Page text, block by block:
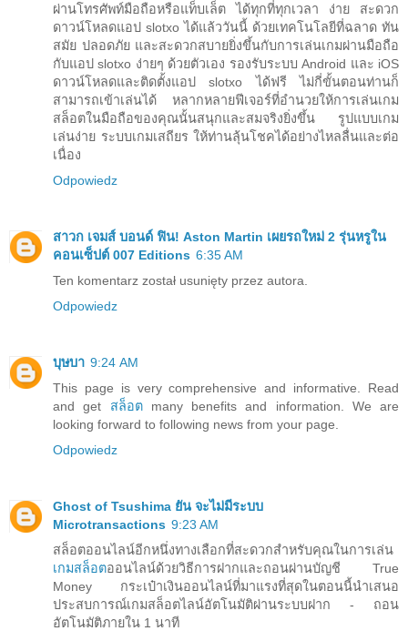
ผ่านโทรศัพท์มือถือหรือแท็บเล็ต ได้ทุกที่ทุกเวลา ง่าย สะดวก
ดาวน์โหลดแอป slotxo ได้แล้ววันนี้ ด้วยเทคโนโลยีที่ฉลาด ทัน
สมัย ปลอดภัย และสะดวกสบายยิ่งขึ้นกับการเล่นเกมผ่านมือถือ
กับแอป slotxo ง่ายๆ ด้วยตัวเอง รองรับระบบ Android และ iOS
ดาวน์โหลดและติดตั้งแอป slotxo ได้ฟรี ไม่กี่ขั้นตอนท่านก็
สามารถเข้าเล่นได้ หลากหลายฟีเจอร์ที่อำนวยให้การเล่นเกม
สล็อตในมือถือของคุณนั้นสนุกและสมจริงยิ่งขึ้น รูปแบบเกม
เล่นง่าย ระบบเกมเสถียร ให้ท่านลุ้นโชคได้อย่างไหลลื่นและต่อ
เนื่อง
Odpowiedz
สาวก เจมส์ บอนด์ ฟิน! Aston Martin เผยรถใหม่ 2 รุ่นหรูใน
คอนเซ็ปต์ 007 Editions 6:35 AM
Ten komentarz został usunięty przez autora.
Odpowiedz
บุษบา 9:24 AM
This page is very comprehensive and informative. Read
and get สล็อตmany benefits and information. We are
looking forward to following news from your page.
Odpowiedz
Ghost of Tsushima ยัน จะไม่มีระบบ
Microtransactions 9:23 AM
สล็อตออนไลน์อีกหนึ่งทางเลือกที่สะดวกสำหรับคุณในการเล่น
เกมสล็อตออนไลน์ด้วยวิธีการฝากและถอนผ่านบัญชี True
Money กระเป๋าเงินออนไลน์ที่มาแรงที่สุดในตอนนี้นำเสนอ
ประสบการณ์เกมสล็อตไลน์อัตโนมัติผ่านระบบฝาก - ถอน
อัตโนมัติภายใน 1 นาที